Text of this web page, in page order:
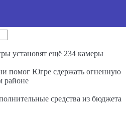
установят ещё 234 камеры
помог Югре сдержать огненную
районе
средства из бюджета